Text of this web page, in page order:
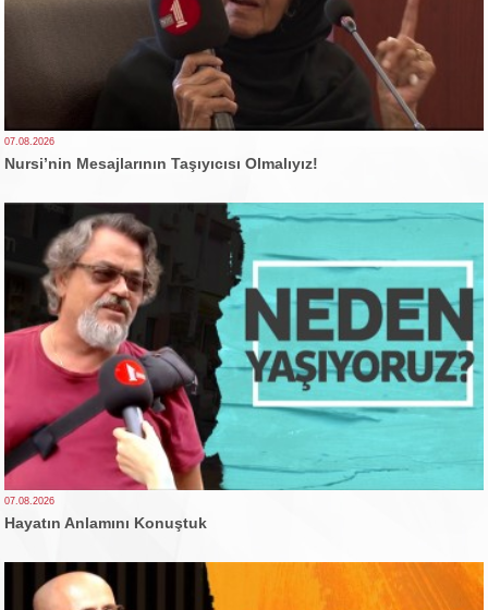
07.08.2026
Nursi’nin Mesajlarının Taşıyıcısı Olmalıyız!
07.08.2026
Hayatın Anlamını Konuştuk